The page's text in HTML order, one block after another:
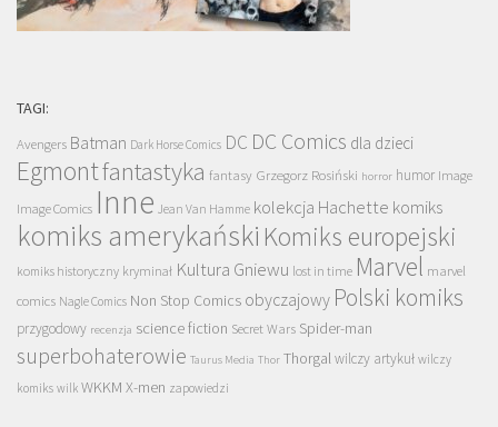
TAGI:
Avengers Batman Dark Horse Comics DC DC Comics dla dzieci
Egmontfantastyka fantasy Grzegorz Rosiński horror humor Image
Image Comics Inne Jean Van Hamme kolekcja Hachette komiks
komiks amerykański Komiks europejski
komiks historyczny kryminał Kultura Gniewu lost in time Marvel marvel
comics Nagle Comics Non Stop Comics obyczajowy Polski komiks
przygodowy recenzja science fiction Secret Wars Spider-man
superbohaterowie Taurus Media Thor Thorgalwilczy artykuł wilczy
komiks wilk WKKM X-men zapowiedzi